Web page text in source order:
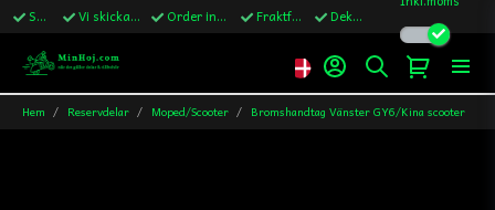
Snabba leveranser Vi skickar till Sverige,Danmark & Finland Order innan kl.13 skickas samma vardag Fraktfritt över 1200kr till Sverige Dekaler ingår i alla ordrar
Hem Reservdelar Moped/Scooter Bromshandtag Vänster GY6/Kina scooter